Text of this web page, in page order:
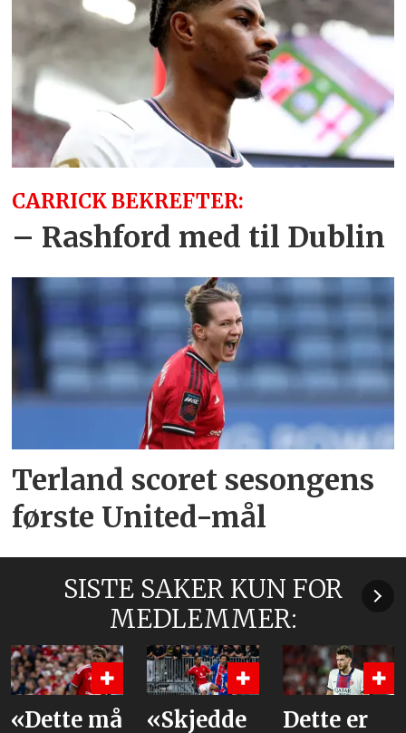
CARRICK BEKREFTER:
– Rashford med til Dublin
Terland scoret sesongens
første United-mål
SISTE SAKER KUN FOR
MEDLEMMER:
«Skjedde
Dette er
Våre